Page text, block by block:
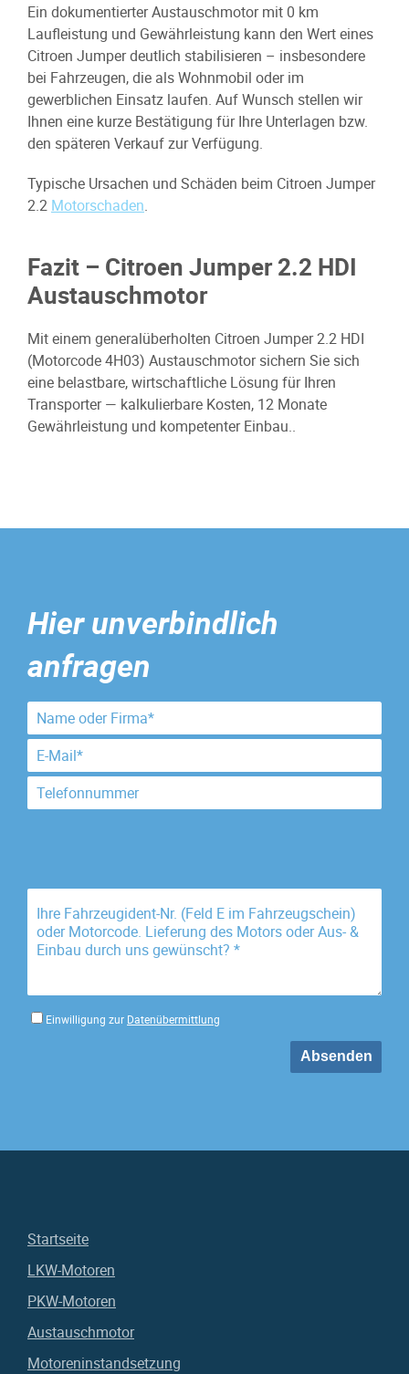
Ein dokumentierter Austauschmotor mit 0 km
Laufleistung und Gewährleistung kann den Wert eines
Citroen Jumper deutlich stabilisieren – insbesondere
bei Fahrzeugen, die als Wohnmobil oder im
gewerblichen Einsatz laufen. Auf Wunsch stellen wir
Ihnen eine kurze Bestätigung für Ihre Unterlagen bzw.
den späteren Verkauf zur Verfügung.
Typische Ursachen und Schäden beim Citroen Jumper
2.2 Motorschaden.
Fazit – Citroen Jumper 2.2 HDI
Austauschmotor
Mit einem generalüberholten Citroen Jumper 2.2 HDI
(Motorcode 4H03) Austauschmotor sichern Sie sich
eine belastbare, wirtschaftliche Lösung für Ihren
Transporter — kalkulierbare Kosten, 12 Monate
Gewährleistung und kompetenter Einbau..
Hier unverbindlich
anfragen
Einwilligung zur Datenübermittlung
Startseite
LKW-Motoren
PKW-Motoren
Austauschmotor
Motoreninstandsetzung